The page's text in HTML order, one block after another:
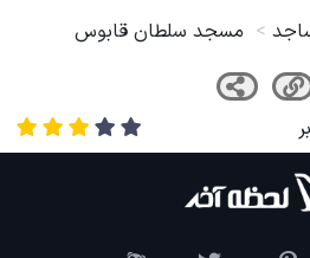
مسجد سلطان قابوس